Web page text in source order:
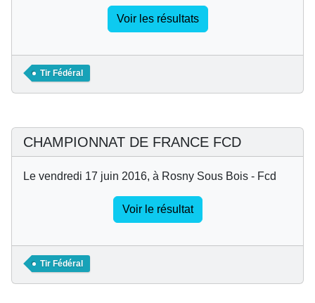
Voir les résultats
Tir Fédéral
CHAMPIONNAT DE FRANCE FCD
Le vendredi 17 juin 2016, à Rosny Sous Bois - Fcd
Voir le résultat
Tir Fédéral